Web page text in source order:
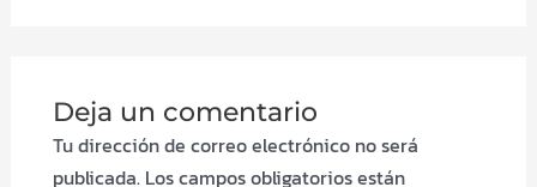
Deja un comentario
Tu dirección de correo electrónico no será
publicada. Los campos obligatorios están